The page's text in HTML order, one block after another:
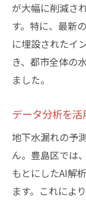
地下水漏
定期
予防
リスク
教育と
専門家
地域社会
コミュ
持続可
が大幅に削減さ
す。特に、最新
に埋設されたイ
き、都市全体の
ました。
データ分析を
地下水漏れの予
ん。豊島区では
もとにしたAI解
ます。これによ